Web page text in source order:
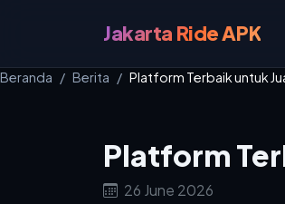
Jakarta Ride APK
Beranda Berita Platform Terbaik untuk
Platform
26 June 2026